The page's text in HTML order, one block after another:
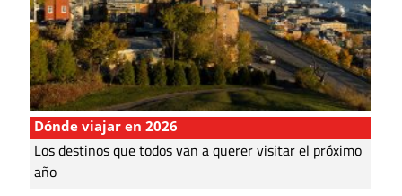
Dónde viajar en 2026
Los destinos que todos van a querer visitar el próximo
año